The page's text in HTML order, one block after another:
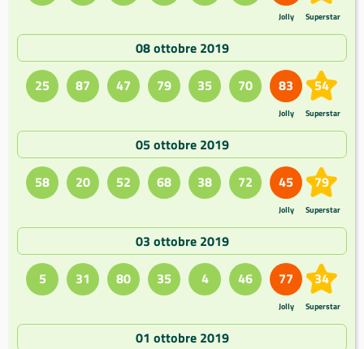
Jolly Superstar
08 ottobre 2019
25
87 47 79 35 70 83
Jolly
54
Superstar
05 ottobre 2019
58
20 52 68 38 72 45
Jolly
79
Superstar
03 ottobre 2019
5
31 80 35 4 46 77
Jolly
34
Superstar
01 ottobre 2019